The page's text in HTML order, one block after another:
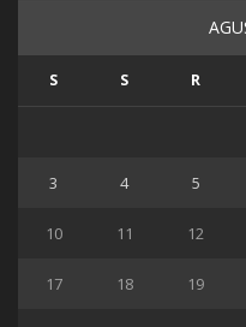
S S R
3 4 5
10 11 12
17 18 19